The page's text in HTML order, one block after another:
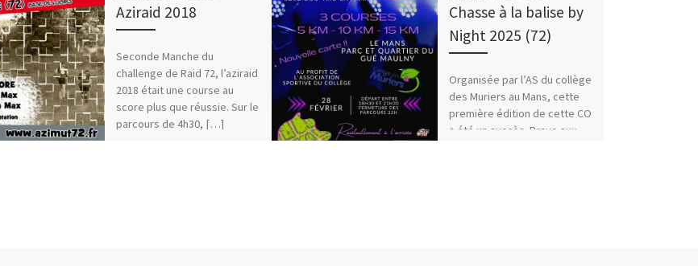
Aziraid 2018
Seconde Manche du
challenge de Raid 72, l’aziraid
2018 était une course au
score plus que réussie. Sur le
parcours de 4h30, […]
Chasse à la balise by
Night 2025 (72)
Organisée par l’AS du collège
des Muriers au Mans, cette
première édition de cette CO
a été un succès. Bravo aux